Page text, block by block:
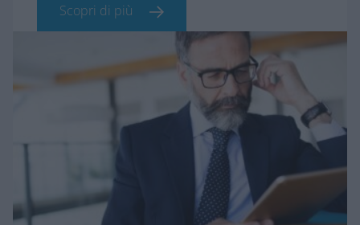
Scopri di più